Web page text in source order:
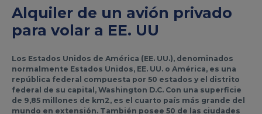
Alquiler de un avión privado
para volar a EE. UU
Los Estados Unidos de América (EE. UU.), denominados
normalmente Estados Unidos, EE. UU. o América, es una
república federal compuesta por 50 estados y el distrito
federal de su capital, Washington D.C. Con una superficie
de 9,85 millones de km2, es el cuarto país más grande del
mundo en extensión. También posee 50 de las ciudades